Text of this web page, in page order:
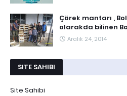
Çörek mantarı ,
olarakda bilinen
Aralık 24, 2014
SITE SAHIBI
Site Sahibi